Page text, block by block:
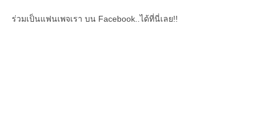
ร่วมเป็นแฟนเพจเรา บน Facebook..ได้ที่นี่เลย!!